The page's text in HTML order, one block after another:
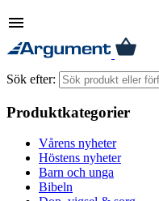
menu
Sök efter:
Produktkategorier
Vårens nyheter
Höstens nyheter
Barn och unga
Bibeln